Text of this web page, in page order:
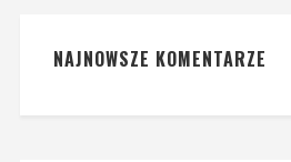
NAJNOWSZE KOMENTARZE